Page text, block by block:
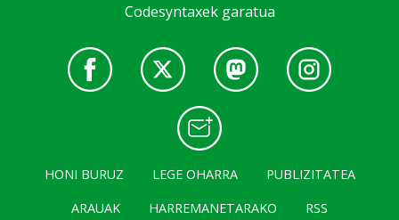
Codesyntaxek garatua
HONI BURUZ LEGE OHARRA
PUBLIZITATEA
ARAUAK
HARREMANETARAKO RSS